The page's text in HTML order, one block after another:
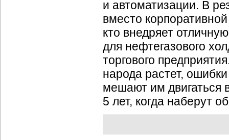
и автоматизации. В
вместо
кто внедряет
для нефтегазового
торгового
народа растет,
мешают им двигаться
5 лет, когда наберут